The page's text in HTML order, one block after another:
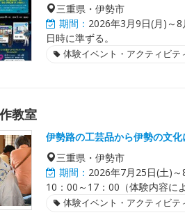
三重県・伊勢市
期間： 2026年3月9日(月)～
日時に準ずる。
体験イベント・アクティビテ
教室
伊勢路の工芸品から伊勢の文化
三重県・伊勢市
期間： 2026年7月25日(土)
10：00～17：00（体験内容に
体験イベント・アクティビテ